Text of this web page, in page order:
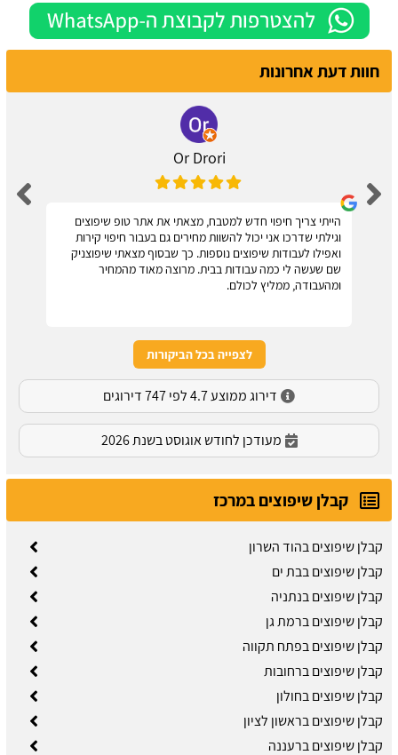
חוות דעת אחרונות
Or Drori
הייתי צריך חיפוי חדש למטבח, מצאתי את אתר טופ שיפוצים
וגילתי שדרכו אני יכול להשוות מחירים גם בעבור חיפוי קירות
ואפילו לעבודות שיפוצים נוספות. כך שבסוף מצאתי שיפוצניק
שם שעשה לי כמה עבודות בבית. מרוצה מאוד מהמחיר
ומהעבודה, ממליץ לכולם.
לצפייה בכל הביקורות
דירוג ממוצע 4.7 לפי 747 דירוגים
מעודכן לחודש אוגוסט בשנת 2026
קבלן שיפוצים במרכז
קבלן שיפוצים בהוד השרון
קבלן שיפוצים בבת ים
קבלן שיפוצים בנתניה
קבלן שיפוצים ברמת גן
קבלן שיפוצים בפתח תקווה
קבלן שיפוצים ברחובות
קבלן שיפוצים בחולון
קבלן שיפוצים בראשון לציון
קבלן שיפוצים ברעננה